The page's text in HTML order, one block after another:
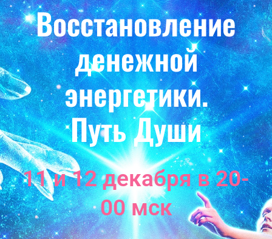
Восстановление
денежной
энергетики.
Путь Души
11 и 12 декабря в 20-
00 мск